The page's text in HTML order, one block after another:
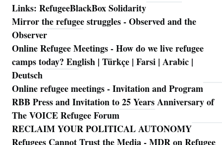
Links: RefugeeBlackBox Solidarity
Mirror the refugee struggles - Observed and the
Observer
Online Refugee Meetings - How do we live refugee
camps today? English | Türkçe | Farsi | Arabic |
Deutsch
Online refugee meetings - Invitation and Program
RBB Press and Invitation to 25 Years Anniversary of
The VOICE Refugee Forum
RECLAIM YOUR POLITICAL AUTONOMY
Refugees Cannot Trust the Media - MDR on Refugee